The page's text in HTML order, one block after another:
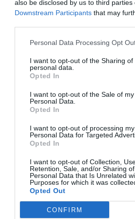
also be disclosed by us to third parties
Downstream Participants that may
Personal Data Processing Opt
I want to opt-out of the Sharing of
personal data.
Opted In
I want to opt-out of the Sale of my
Personal Data.
Opted In
I want to opt-out of processing my
Personal Data for Targeted
Opted In
I want to opt-out of Collection,
Retention, Sale, and/or Sharing
Personal Data that Is Unrelated
Purposes for which it was
Opted Out
CONFIRM
las administraciones tomen
valientes" para garantizar la
Durante este mes el papel de
polígono petroquímico de
sindicatos. El principal blanco
sido IQOXE. Protección Civil la
de transparencia y de no haber
gestión de la emergencia. De
del siniestro podría ser una
corta y en condiciones
parte de la Generalitat se le
colaboración.